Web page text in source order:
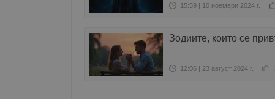
15:59 | 10 ноември 2024 г.
Зодиите, които се
12:06 | 23 август 2024 г.